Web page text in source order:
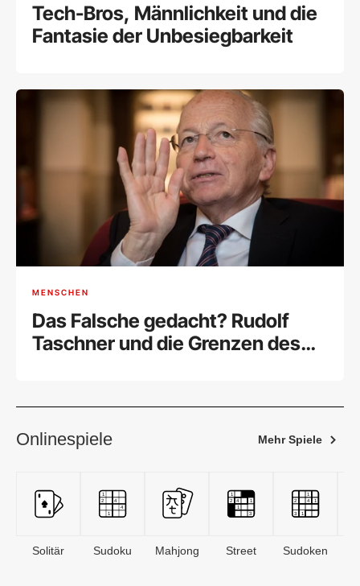
Tech-Bros, Männlichkeit und die
Fantasie der Unbesiegbarkeit
MENSCHEN
Das Falsche gedacht? Rudolf
Taschner und die Grenzen des
Onlinespiele Mehr Spiele
Solitär Sudoku Mahjong Street Sudoken